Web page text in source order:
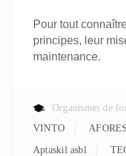
Pour tout
principes, leur
maintenance.
Organismes de
VINTO
aptaskil asbl